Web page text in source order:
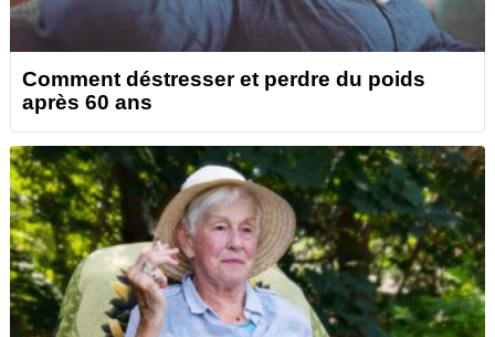
Comment déstresser et perdre du poids
après 60 ans